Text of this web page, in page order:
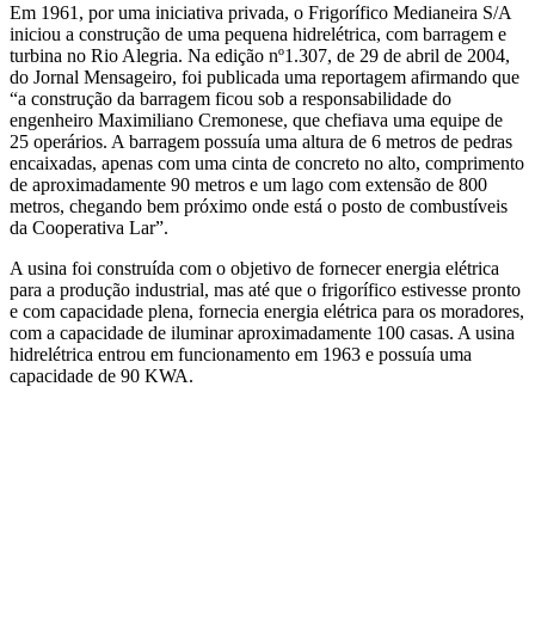
Em 1961, por uma iniciativa privada, o Frigorífico Medianeira S/A
iniciou a construção de uma pequena hidrelétrica, com barragem e
turbina no Rio Alegria. Na edição nº1.307, de 29 de abril de 2004,
do Jornal Mensageiro, foi publicada uma reportagem afirmando que
“a construção da barragem ficou sob a responsabilidade do
engenheiro Maximiliano Cremonese, que chefiava uma equipe de
25 operários. A barragem possuía uma altura de 6 metros de pedras
encaixadas, apenas com uma cinta de concreto no alto, comprimento
de aproximadamente 90 metros e um lago com extensão de 800
metros, chegando bem próximo onde está o posto de combustíveis
da Cooperativa Lar”.
A usina foi construída com o objetivo de fornecer energia elétrica
para a produção industrial, mas até que o frigorífico estivesse pronto
e com capacidade plena, fornecia energia elétrica para os moradores,
com a capacidade de iluminar aproximadamente 100 casas. A usina
hidrelétrica entrou em funcionamento em 1963 e possuía uma
capacidade de 90 KWA.